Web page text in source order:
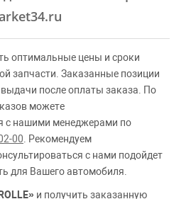
оптимальные цены и сроки
запчасти. Заказанные позиции
после оплаты заказа. По
можете
с нашими менеджерами по
00 . Рекомендуем
с нами подойдет
для Вашего автомобиля.
и получить заказанную